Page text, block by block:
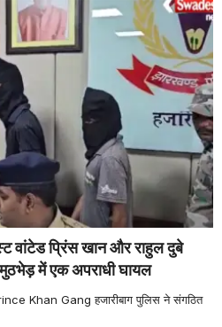
प्रिंस खान और राहुल दुबे
मुठभेड़ में एक अपराधी घायल
Khan Gang हजारीबाग पुलिस ने संगठित